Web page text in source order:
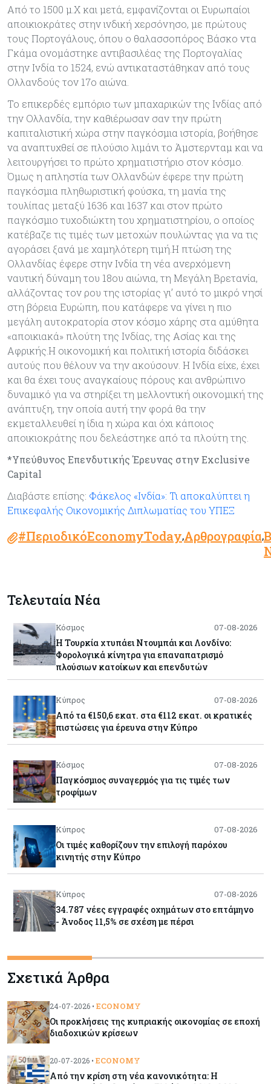
Από το 1500 μ.Χ και μετά, εμφανίζονται οι Ευρωπαίοι
αποικιοκράτες στην ινδική χερσόνησο, με πρώτους
τους Πορτογάλους, όπου ο θαλασσοπόρος Βάσκο ντα
Γκάμα ονομάστηκε αντιβασιλέας της Πορτογαλίας
στην Ινδία το 1524, ενώ αντικαταστάθηκαν από τους
Ολλανδούς τον 17ο αιώνα.
Το επικερδές εμπόριο των μπαχαρικών της Ινδίας από
την Ολλανδία, την καθιέρωσαν σαν την πρώτη
καπιταλιστική χώρα στην παγκόσμια ιστορία, βοήθησε
να αναπτυχθεί σε πλούσιο λιμάνι το Άμστερνταμ και να
λειτουργήσει το πρώτο χρηματιστήριο στον κόσμο.
Όμως η απληστία των Ολλανδών έφερε την πρώτη
παγκόσμια πληθωριστική φούσκα, τη μανία της
τουλίπας μεταξύ 1636 και 1637 και στον πρώτο
παγκόσμιο τυχοδιώκτη του χρηματιστηρίου, ο οποίος
κατέβαζε τις τιμές των μετοχών πουλώντας για να τις
αγοράσει ξανά με χαμηλότερη τιμή.Η πτώση της
Ολλανδίας έφερε στην Ινδία τη νέα ανερχόμενη
ναυτική δύναμη του 18ου αιώνια, τη Μεγάλη Βρετανία,
αλλάζοντας τον ρου της ιστορίας γι’ αυτό το μικρό νησί
στη βόρεια Ευρώπη, που κατάφερε να γίνει η πιο
μεγάλη αυτοκρατορία στον κόσμο χάρης στα αμύθητα
«αποικιακά» πλούτη της Ινδίας, της Ασίας και της
Αφρικής.Η οικονομική και πολιτική ιστορία διδάσκει
αυτούς που θέλουν να την ακούσουν. Η Ινδία είχε, έχει
και θα έχει τους αναγκαίους πόρους και ανθρώπινο
δυναμικό για να στηρίξει τη μελλοντική οικονομική της
ανάπτυξη, την οποία αυτή την φορά θα την
εκμεταλλευθεί η ίδια η χώρα και όχι κάποιος
αποικιοκράτης που δελεάστηκε από τα πλούτη της.
*Υπεύθυνος Επενδυτικής Έρευνας στην Exclusive
Capital
Διαβάστε επίσης: Φάκελος «Ινδία»: Τι αποκαλύπτει η
Επικεφαλής Οικονομικής Διπλωματίας του ΥΠΕΞ
#ΠεριοδικόEconomyToday,Αρθρογραφία,
Τελευταία Νέα
Κόσμος 07-08-2026
Η Τουρκία χτυπάει Ντουμπάι και Λονδίνο:
Φορολογικά κίνητρα για επαναπατρισμό
πλούσιων κατοίκων και επενδυτών
Κύπρος 07-08-2026
Από τα €150,6 εκατ. στα €112 εκατ. οι κρατικές
πιστώσεις για έρευνα στην Κύπρο
Κόσμος 07-08-2026
Παγκόσμιος συναγερμός για τις τιμές των
τροφίμων
Κύπρος 07-08-2026
Οι τιμές καθορίζουν την επιλογή παρόχου
κινητής στην Κύπρο
Κύπρος 07-08-2026
34.787 νέες εγγραφές οχημάτων στο επτάμηνο
- Άνοδος 11,5% σε σχέση με πέρσι
Κόσμος 07-08-2026
ΕΚΤ: Αιφνιδιάστηκε από την πώληση ευρώ από
τις ΗΠΑ
Κύπρος 07-08-2026
Χορηγία €10.000 για υποτροφίες σε φοιτητές του
Σχετικά Άρθρα
24-07-2026 • ECONOMY
Οι προκλήσεις της κυπριακής οικονομίας σε εποχή
διαδοχικών κρίσεων
20-07-2026 • ECONOMY
Από την κρίση στη νέα κανονικότητα: Η